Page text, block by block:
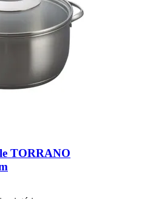
TORRANO